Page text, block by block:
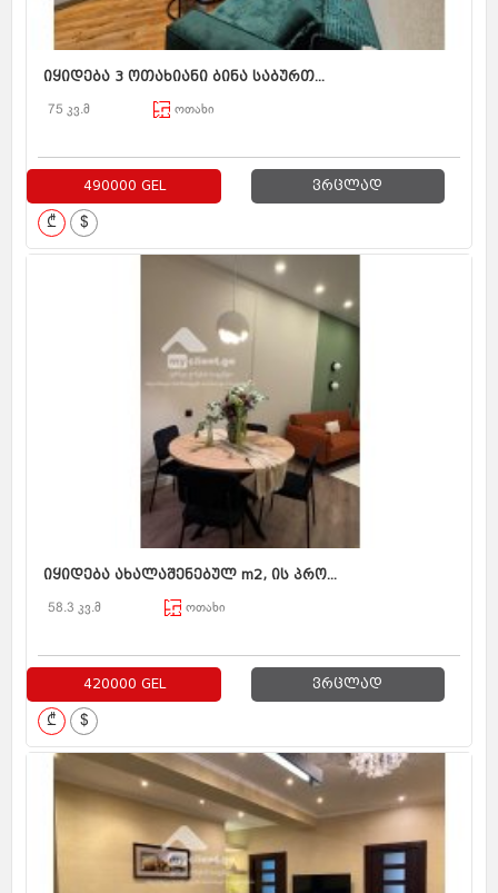
იყიდება 3 ოთახიანი ბინა საბურთ...
75 კვ.მ ოთახი
490000 GEL ვრცლად
₾ $
იყიდება ახალაშენებულ m2, ის პრო...
58.3 კვ.მ ოთახი
420000 GEL ვრცლად
₾ $